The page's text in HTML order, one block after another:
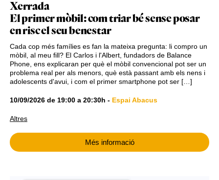
Xerrada
El primer mòbil: com triar bé sense posar
en risc el seu benestar
Cada cop més famílies es fan la mateixa pregunta: li compro un
mòbil, al meu fill? El Carlos i l'Albert, fundadors de Balance
Phone, ens explicaran per què el mòbil convencional pot ser un
problema real per als menors, què està passant amb els nens i
adolescents d'avui, i com el primer smartphone pot ser […]
10/09/2026 de 19:00 a 20:30h - Espai Abacus
Altres
Més informació